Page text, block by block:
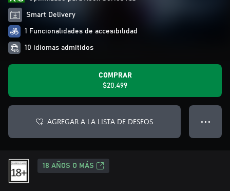
Smart Delivery
1 Funcionalidades de accesibilidad
10 idiomas admitidos
COMPRAR
$20.499
AGREGAR A LA LISTA DE DESEOS ● ● ●
18 AÑOS O MÁS